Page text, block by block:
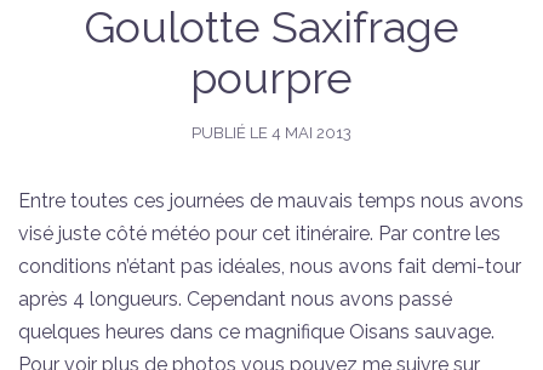
Goulotte Saxifrage
pourpre
PUBLIÉ LE 4 MAI 2013
Entre toutes ces journées de mauvais temps nous avons
visé juste côté météo pour cet itinéraire. Par contre les
conditions n’étant pas idéales, nous avons fait demi-tour
après 4 longueurs. Cependant nous avons passé
quelques heures dans ce magnifique Oisans sauvage.
Pour voir plus de photos vous pouvez me suivre sur